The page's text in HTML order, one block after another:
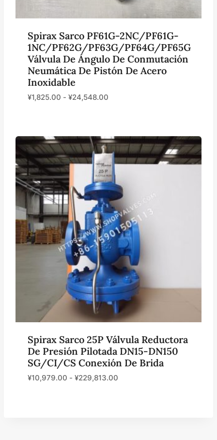
Spirax Sarco PF61G-2NC/PF61G-
1NC/PF62G/PF63G/PF64G/PF65G
Válvula De Ángulo De Conmutación
Neumática De Pistón De Acero
Inoxidable
¥1,825.00 - ¥24,548.00
Spirax Sarco 25P Válvula Reductora
De Presión Pilotada DN15-DN150
SG/CI/CS Conexión De Brida
¥10,979.00 - ¥229,813.00